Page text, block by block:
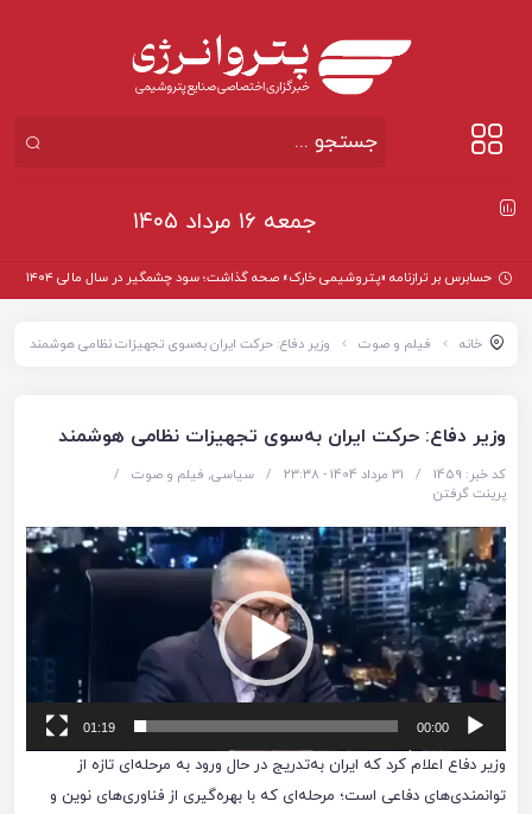
جمعه ۱۶ مرداد ۱۴۰۵
خانه فیلم و صوت وزیر دفاع: حرکت ایران به‌سوی تجهیزات نظامی هوشمند
وزیر دفاع: حرکت ایران به‌سوی تجهیزات نظامی هوشمند
کد خبر: 1459 / 31 مرداد 1404 - ۲۳:۳۸ / سیاسی, فیلم و صوت
/
پرینت گرفتن
نمایشگر
ویدیو
00:00
01:19
وزیر دفاع اعلام کرد که ایران به‌تدریج در حال ورود به مرحله‌ای تازه از
توانمندی‌های دفاعی است؛ مرحله‌ای که با بهره‌گیری از فناوری‌های نوین و